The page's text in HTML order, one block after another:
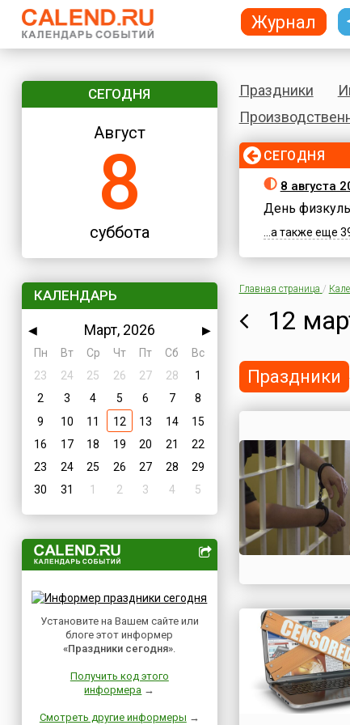
СЕГОДНЯ
Август
8
суббота
КАЛЕНДАРЬ
◀ Март, 2026
▶
Пн
Вт Ср Чт Пт Сб
Вс
23
24 25 26 27 28
1
2
3 4 5 6 7
8
9
10 11 12 13 14
15
16
17 18 19 20 21
22
23
24 25 26 27 28
29
30
31 1 2 3 4 5
Установите на Вашем сайте или
блоге этот информер
«Праздники сегодня».
Получить код этого
информера →
Смотреть другие информеры →
Праздники
СЕГОДНЯ
8 августа
День
...а также еще
Главная страница /
12
Праздники
Журнал